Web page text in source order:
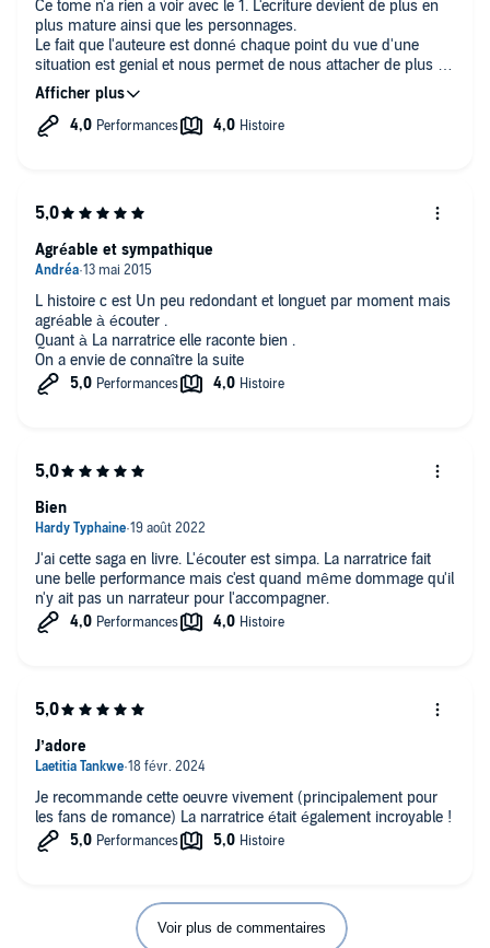
Ce tome n'a rien a voir avec le 1. L'ecriture devient de plus en
plus mature ainsi que les personnages.
Le fait que l'auteure est donné chaque point du vue d'une
situation est genial et nous permet de nous attacher de plus en
plus a Hardin.
Quelque fois Tessa vous enervera par sa naiveté mais ce
roman est prenant et on attend la suite avec impatience.
L histoire c est Un peu redondant et longuet par moment mais
agréable à écouter .
Quant à La narratrice elle raconte bien .
On a envie de connaître la suite
Agréable et sympathique
J'ai cette saga en livre. L'écouter est simpa. La narratrice fait
une belle performance mais c'est quand même dommage qu'il
n'y ait pas un narrateur pour l'accompagner.
Bien
Je recommande cette oeuvre vivement (principalement pour
les fans de romance) La narratrice était également incroyable !
J’adore
Voir plus de commentaires